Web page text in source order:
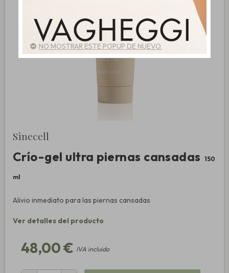
Sinecell
Crío-gel ultra piernas cansadas 150
ml
Alivio inmediato para las piernas cansadas
Ver detalles del producto
48,00 € IVA incluido
NO MOSTRAR ESTE POPUP DE NUEVO.